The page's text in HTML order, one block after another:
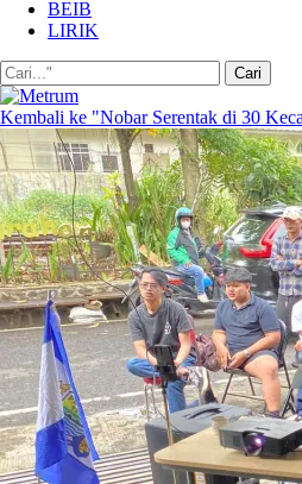
BEIB
LIRIK
Kembali ke "Nobar Serentak di 30